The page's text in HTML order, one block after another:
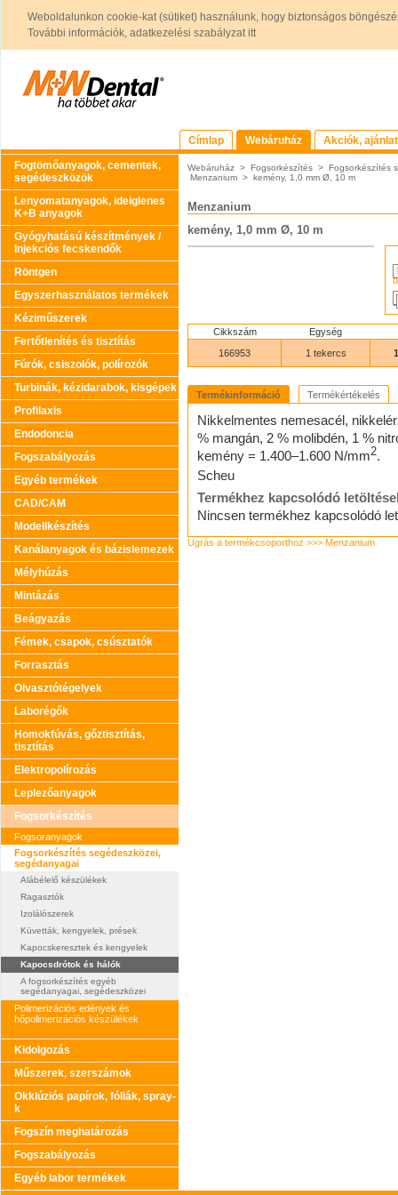
Weboldalunkon cookie-kat (sütiket) használunk, hogy biztonságos
További információk, adatkezelési szabályzat itt
Címlap Webáruház
Akciók,
Fogtömőanyagok, cementek,
segédeszközök
Lenyomatanyagok, ideiglenes
K+B anyagok
Gyógyhatású készítmények /
Injekciós fecskendők
Röntgen
Egyszerhasználatos termékek
Kéziműszerek
Fertőtlenítés és tisztítás
Fúrók, csiszolók, polírozók
Turbinák, kézidarabok, kisgépek
Profilaxis
Endodoncia
Fogszabályozás
Egyéb termékek
CAD/CAM
Modellkészítés
Kanálanyagok és bázislemezek
Mélyhúzás
Mintázás
Beágyazás
Fémek, csapok, csúsztatók
Forrasztás
Olvasztótégelyek
Laborégők
Homokfúvás, gőztisztítás,
tisztítás
Elektropolírozás
Leplezőanyagok
Fogsorkészítés
Fogsoranyagok
Fogsorkészítés segédeszközei,
segédanyagai
Alábélelő készülékek
Ragasztók
Izolálószerek
Küvetták, kengyelek, prések
Kapocskeresztek és kengyelek
Kapocsdrótok és hálók
A fogsorkészítés egyéb
segédanyagai, segédeszközei
Polimerizációs edények és
hőpolimerizációs készülékek
Kidolgozás
Műszerek, szerszámok
Okklúziós papírok, fóliák, spray-
k
Fogszín meghatározás
Fogszabályozás
Egyéb labor termékek
Webáruház > Fogsorkészítés > Fogsorkészítés
Menzanium > kemény, 1,0 mm Ø, 10 m
Menzanium
kemény, 1,0 mm Ø, 10 m
Cikkszám
Egység
166953
1 tekercs
Termékinformáció Termékértékelés
Nikkelmentes nemesacél,
% mangán, 2 % molibdén, 1 %
kemény = 1.400–1.600 N/mm2.
Scheu
Termékhez kapcsolódó
Nincsen termékhez kapcsolódó
Ugrás a termékcsoporthoz >>> Menzanium